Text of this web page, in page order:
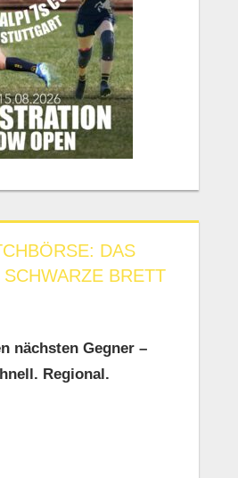
DAS
BRETT
nächsten Gegner –
Regional.